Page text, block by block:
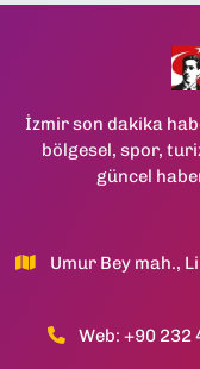
İzmir son dakika
bölgesel, spor,
güncel
Umur Bey mah.,
Web: +90 232